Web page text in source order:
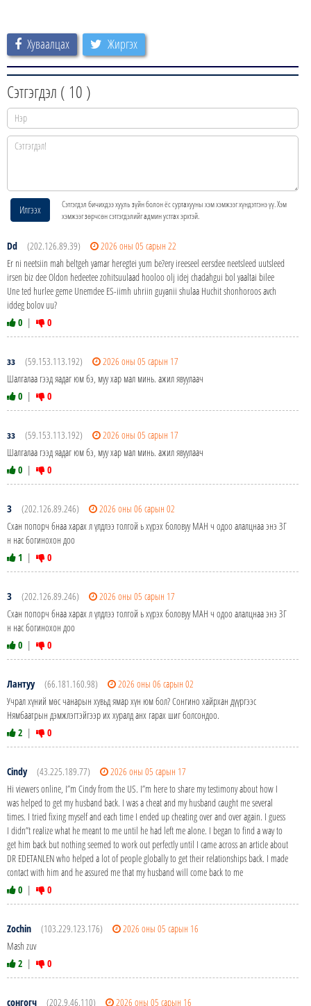
Хуваалцах Жиргэх
Сэтгэгдэл ( 10 )
Илгээх
Сэтгэгдэл бичихдээ хууль зүйн болон ёс суртахууны хэм хэмжээг хүндэтгэнэ үү. Хэм
хэмжээг зөрчсөн сэтгэгдэлийг админ устгах эрхтэй.
Dd (202.126.89.39)
2026 оны 05 сарын 22
Er ni neetsiin mah beltgeh yamar heregtei yum be?ery ireeseel eersdee neetsleed uutsleed
irsen biz dee Oldon hedeetee zohitsuulaad hooloo olj idej chadahgui bol yaaltai bilee
Une ted hurlee geme Unemdee ES-iimh uhriin guyanii shulaa Huchit shonhoroos avch
iddeg bolov uu?
0 | 0
зз (59.153.113.192)
2026 оны 05 сарын 17
Шалгалаа гээд яадаг юм бэ, муу хар мал минь. ажил явуулаач
0 | 0
зз (59.153.113.192)
2026 оны 05 сарын 17
Шалгалаа гээд яадаг юм бэ, муу хар мал минь. ажил явуулаач
0 | 0
З (202.126.89.246)
2026 оны 06 сарын 02
Схан попорч бнаа харах л үлдлээ толгой ь хүрэх боловуу МАН ч одоо алалцнаа энэ ЗГ
н нас богинохон доо
1 | 0
З (202.126.89.246)
2026 оны 05 сарын 17
Схан попорч бнаа харах л үлдлээ толгой ь хүрэх боловуу МАН ч одоо алалцнаа энэ ЗГ
н нас богинохон доо
0 | 0
Лантуу (66.181.160.98)
2026 оны 06 сарын 02
Учрал хүний мөс чанарын хувьд ямар хүн юм бол? Сонгино хайрхан дүүргээс
Нямбаатрын дэмжлэгтэйгээр их хуралд анх гарах шиг болсондоо.
2 | 0
Cindy (43.225.189.77)
2026 оны 05 сарын 17
Hi viewers online, I”m Cindy from the US. I”m here to share my testimony about how I
was helped to get my husband back. I was a cheat and my husband caught me several
times. I tried fixing myself and each time I ended up cheating over and over again. I guess
I didn”t realize what he meant to me until he had left me alone. I began to find a way to
get him back but nothing seemed to work out perfectly until I came across an article about
DR EDETANLEN who helped a lot of people globally to get their relationships back. I made
contact with him and he assured me that my husband will come back to me
0 | 0
Zochin (103.229.123.176)
2026 оны 05 сарын 16
Mash zuv
2 | 0
сонгогч (202.9.46.110) 2026 оны 05 сарын 16